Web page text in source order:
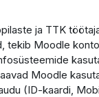
ja TTK
tekib Moodle
Moodle
(ID-kaardi,